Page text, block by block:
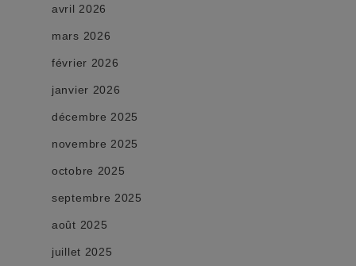
avril 2026
mars 2026
février 2026
janvier 2026
décembre 2025
novembre 2025
octobre 2025
septembre 2025
août 2025
juillet 2025